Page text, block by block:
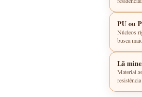
PU ou
Núcleos
busca
Lã
Material